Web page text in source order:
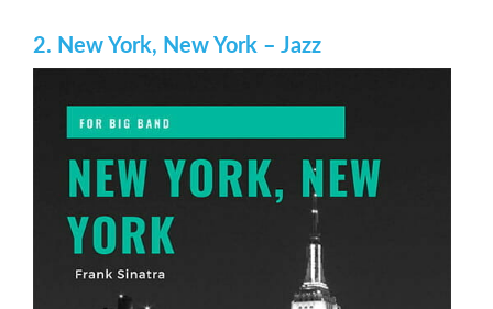
2. New York, New York – Jazz